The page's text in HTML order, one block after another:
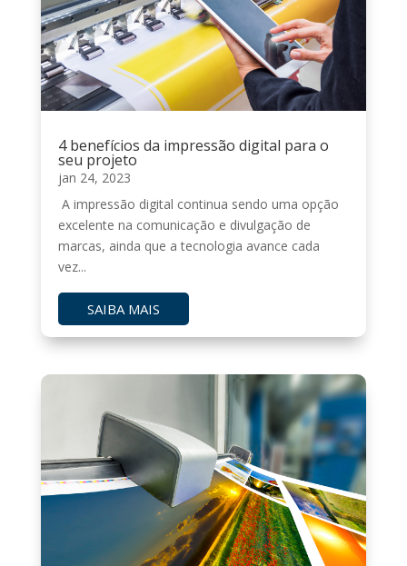
4 benefícios da impressão digital para o
seu projeto
jan 24, 2023
A impressão digital continua sendo uma opção
excelente na comunicação e divulgação de
marcas, ainda que a tecnologia avance cada
vez...
SAIBA MAIS